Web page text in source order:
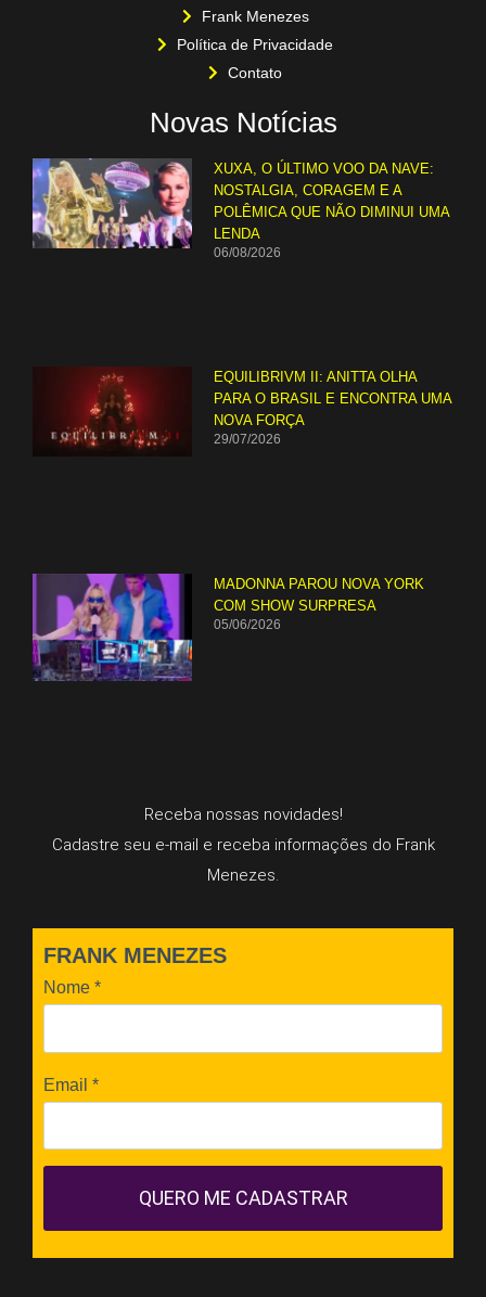
Frank Menezes
Política de Privacidade
Contato
Novas Notícias
XUXA, O ÚLTIMO VOO DA NAVE:
NOSTALGIA, CORAGEM E A
POLÊMICA QUE NÃO DIMINUI UMA
LENDA
06/08/2026
EQUILIBRIVM II: ANITTA OLHA
PARA O BRASIL E ENCONTRA UMA
NOVA FORÇA
29/07/2026
MADONNA PAROU NOVA YORK
COM SHOW SURPRESA
05/06/2026
Receba nossas novidades!
Cadastre seu e-mail e receba informações do Frank
Menezes.
FRANK MENEZES
Nome *
Email *
QUERO ME CADASTRAR